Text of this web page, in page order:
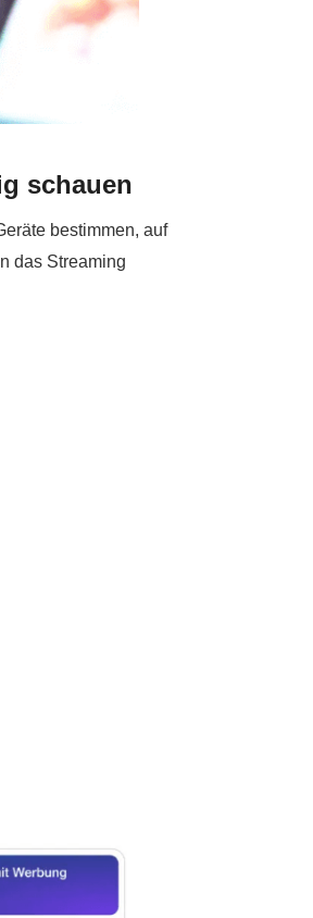
schauen
bestimmen, auf
das Streaming